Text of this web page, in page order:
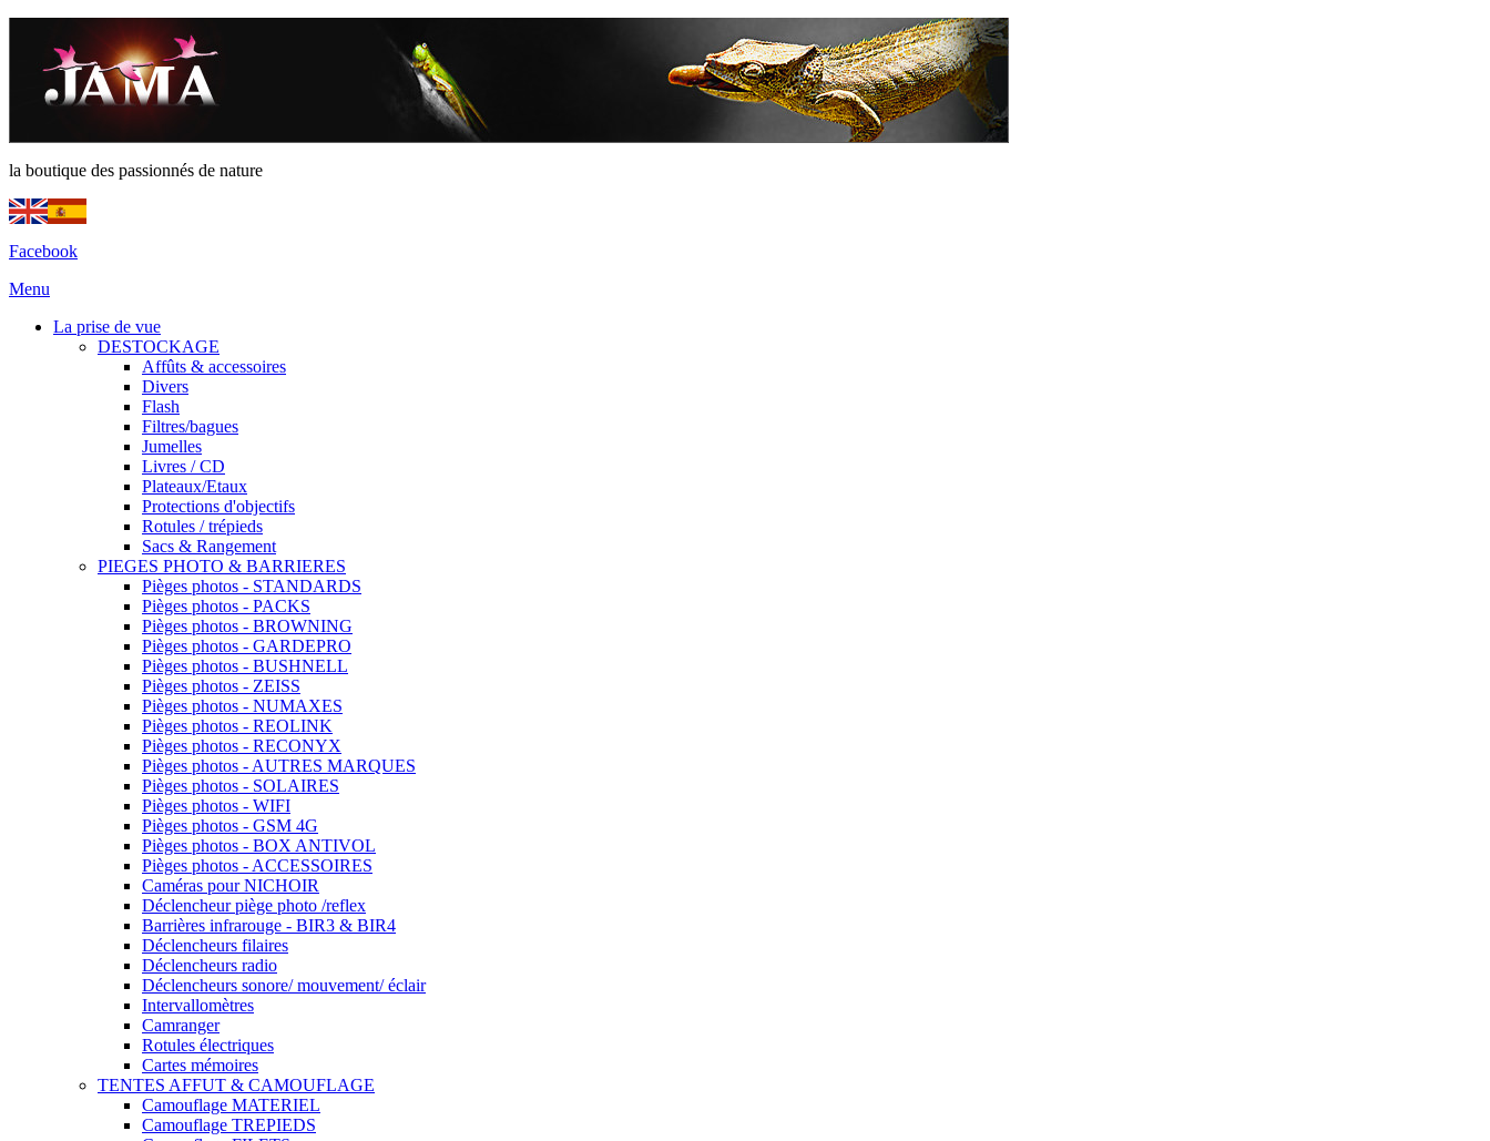
la boutique des passionnés de nature
Facebook
Menu
La prise de vue
DESTOCKAGE
Affûts & accessoires
Divers
Flash
Filtres/bagues
Jumelles
Livres / CD
Plateaux/Etaux
Protections d'objectifs
Rotules / trépieds
Sacs & Rangement
PIEGES PHOTO & BARRIERES
Pièges photos - STANDARDS
Pièges photos - PACKS
Pièges photos - BROWNING
Pièges photos - GARDEPRO
Pièges photos - BUSHNELL
Pièges photos - ZEISS
Pièges photos - NUMAXES
Pièges photos - REOLINK
Pièges photos - RECONYX
Pièges photos - AUTRES MARQUES
Pièges photos - SOLAIRES
Pièges photos - WIFI
Pièges photos - GSM 4G
Pièges photos - BOX ANTIVOL
Pièges photos - ACCESSOIRES
Caméras pour NICHOIR
Déclencheur piège photo /reflex
Barrières infrarouge - BIR3 & BIR4
Déclencheurs filaires
Déclencheurs radio
Déclencheurs sonore/ mouvement/ éclair
Intervallomètres
Camranger
Rotules électriques
Cartes mémoires
TENTES AFFUT & CAMOUFLAGE
Camouflage MATERIEL
Camouflage TREPIEDS